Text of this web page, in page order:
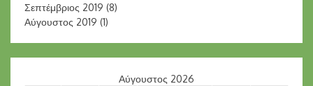
Σεπτέμβριος 2019 (8)
Αύγουστος 2019 (1)
Αύγουστος 2026